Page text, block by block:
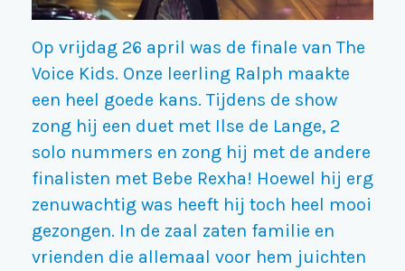
Op vrijdag 26 april was de finale van The
Voice Kids. Onze leerling Ralph maakte
een heel goede kans. Tijdens de show
zong hij een duet met Ilse de Lange, 2
solo nummers en zong hij met de andere
finalisten met Bebe Rexha! Hoewel hij erg
zenuwachtig was heeft hij toch heel mooi
gezongen. In de zaal zaten familie en
vrienden die allemaal voor hem juichten